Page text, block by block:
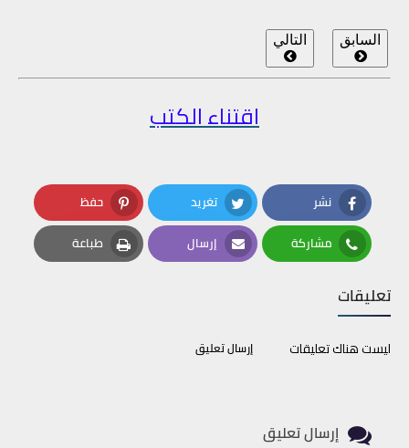
السابق التالي
اقتناء الكتب
نشر
Facebook
تغريد
Twitter
حفظ
Pinterest
مشاركة
Whatsapp
إرسال
Email
طباعة
Print
تعليقات
ليست هناك تعليقات إرسال تعليق
إرسال تعليق